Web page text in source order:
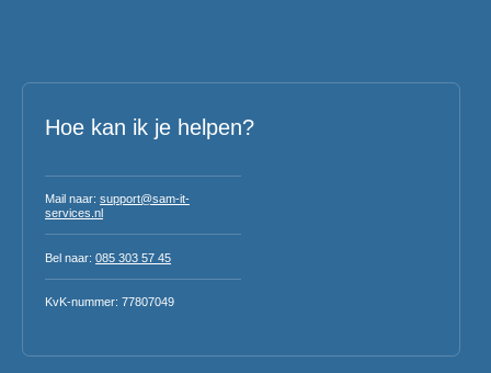
Hoe kan ik je helpen?
Mail naar: support@sam-it-
services.nl
Bel naar: 085 303 57 45
KvK-nummer: 77807049